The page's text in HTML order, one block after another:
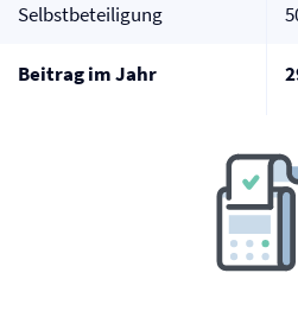
Selbst­beteiligung
Beitrag im Jahr